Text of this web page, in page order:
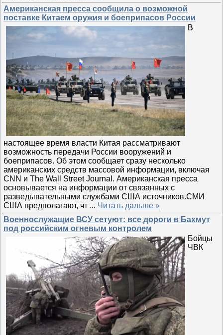
Американская пресса сообщила о возможной
поставке Китаем оружия и боеприпасов России
В
настоящее время власти Китая рассматривают
возможность передачи России вооружений и
боеприпасов. Об этом сообщает сразу несколько
американских средств массовой информации, включая
CNN и The Wall Street Journal. Американская пресса
основывается на информации от связанных с
разведывательными службами США источников.СМИ
США предполагают, чт ... Читать дальше »
Военнослужащие ВСУ сетуют: все дороги в Бахмут
под российским огневым контролем
Бойцы
ЧВК